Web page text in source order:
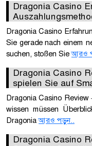
Dragonia Casino
Dragonia Casino
Sie gerade nach einem
suchen, stoßen Sieআরও
Dragonia Casino
spielen Sie auf
Dragonia Casino Review
wissen müssen
Dragoniaআরও পড়ুন..
Dragonia Casino